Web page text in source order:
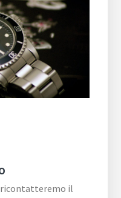
ricontatteremo il